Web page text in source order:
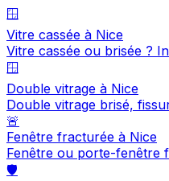
🪟
Vitre cassée à Nice
Vitre cassée ou brisée ?
🪟
Double vitrage à Nice
Double vitrage brisé,
🚨
Fenêtre fracturée à Nice
Fenêtre ou porte-fenêtre
🛡️